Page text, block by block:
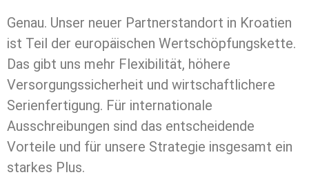
Genau. Unser neuer Partnerstandort in Kroatien
ist Teil der europäischen Wertschöpfungskette.
Das gibt uns mehr Flexibilität, höhere
Versorgungssicherheit und wirtschaftlichere
Serienfertigung. Für internationale
Ausschreibungen sind das entscheidende
Vorteile und für unsere Strategie insgesamt ein
starkes Plus.